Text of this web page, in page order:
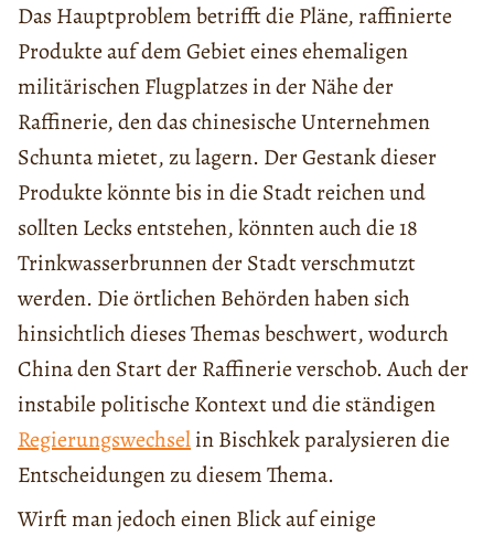
Das Hauptproblem betrifft die Pläne, raffinierte
Produkte auf dem Gebiet eines ehemaligen
militärischen Flugplatzes in der Nähe der
Raffinerie, den das chinesische Unternehmen
Schunta mietet, zu lagern. Der Gestank dieser
Produkte könnte bis in die Stadt reichen und
sollten Lecks entstehen, könnten auch die 18
Trinkwasserbrunnen der Stadt verschmutzt
werden. Die örtlichen Behörden haben sich
hinsichtlich dieses Themas beschwert, wodurch
China den Start der Raffinerie verschob. Auch der
instabile politische Kontext und die ständigen
Regierungswechselin Bischkek paralysieren die
Entscheidungen zu diesem Thema.
Wirft man jedoch einen Blick auf einige